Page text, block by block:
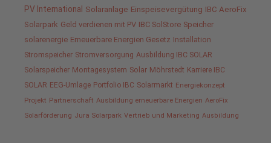
PV International Solaranlage Einspeisevergütung IBC AeroFix
Solarpark Geld verdienen mit PV IBC SolStore Speicher
solarenergie Erneuerbare Energien Gesetz Installation
Stromspeicher Stromversorgung Ausbildung IBC SOLAR
Solarspeicher Montagesystem Solar Möhrstedt Karriere IBC
SOLAR EEG-Umlage Portfolio IBC Solarmarkt Energiekonzept
Projekt Partnerschaft Ausbildung erneuerbare Energien AeroFix
Solarförderung Jura Solarpark Vertrieb und Marketing Ausbildung